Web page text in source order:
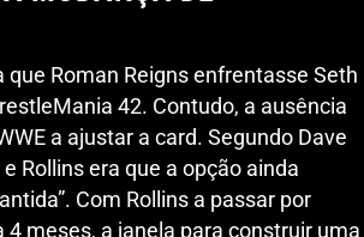
Roman Reigns enfrentasse Seth
42. Contudo, a ausência
a ajustar a card. Segundo Dave
Rollins era que a opção ainda
Com Rollins a passar por
meses, a janela para construir uma